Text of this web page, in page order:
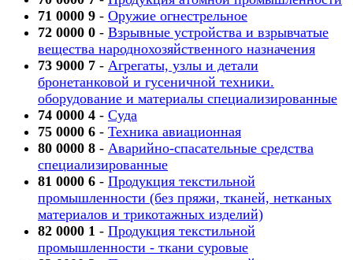
71 0000 9 - Оружие огнестрельное
72 0000 0 - Взрывные устройства и взрывчатые
вещества народнохозяйственного назначения
73 9000 7 - Агрегаты, узлы и детали
бронетанковой и гусеничной техники.
оборудование и материалы специализированные
74 0000 4 - Суда
75 0000 6 - Техника авиационная
80 0000 8 - Аварийно-спасательные средства
специализированные
81 0000 6 - Продукция текстильной
промышленности (без пряжи, тканей, нетканых
материалов и трикотажных изделий)
82 0000 1 - Продукция текстильной
промышленности - ткани суровые